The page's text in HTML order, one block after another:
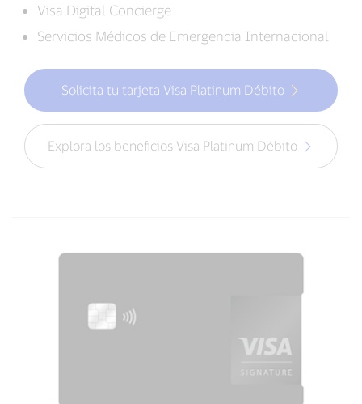
Visa Digital Concierge
Servicios Médicos de Emergencia Internacional
Solicita tu tarjeta Visa Platinum Débito
Explora los beneficios Visa Platinum Débito